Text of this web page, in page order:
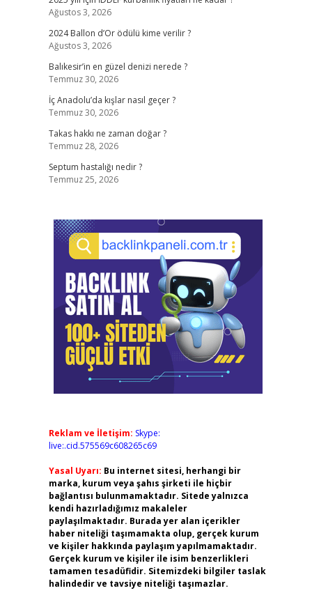
Ağustos 3, 2026
2024 Ballon d’Or ödülü kime verilir ?
Ağustos 3, 2026
Balıkesir’in en güzel denizi nerede ?
Temmuz 30, 2026
İç Anadolu’da kışlar nasıl geçer ?
Temmuz 30, 2026
Takas hakkı ne zaman doğar ?
Temmuz 28, 2026
Septum hastalığı nedir ?
Temmuz 25, 2026
Reklam ve İletişim: Skype:
live:.cid.575569c608265c69
Yasal Uyarı: Bu internet sitesi, herhangi bir
marka, kurum veya şahıs şirketi ile hiçbir
bağlantısı bulunmamaktadır. Sitede yalnızca
kendi hazırladığımız makaleler
paylaşılmaktadır. Burada yer alan içerikler
haber niteliği taşımamakta olup, gerçek kurum
ve kişiler hakkında paylaşım yapılmamaktadır.
Gerçek kurum ve kişiler ile isim benzerlikleri
tamamen tesadüfidir. Sitemizdeki bilgiler taslak
halindedir ve tavsiye niteliği taşımazlar.